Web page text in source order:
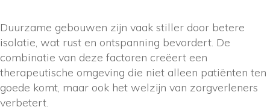
Duurzame gebouwen zijn vaak stiller door betere
isolatie, wat rust en ontspanning bevordert. De
combinatie van deze factoren creëert een
therapeutische omgeving die niet alleen patiënten ten
goede komt, maar ook het welzijn van zorgverleners
verbetert.